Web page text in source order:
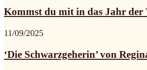
Kommst du mit in das Jahr der
11/09/2025
‘Die Schwarzgeherin’ von